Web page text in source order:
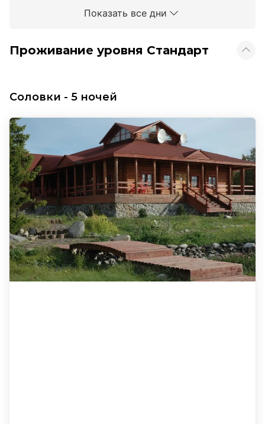
Показать все дни
Проживание уровня Стандарт
Соловки - 5 ночей